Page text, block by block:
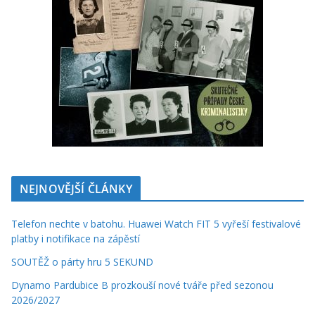
NEJNOVĚJŠÍ ČLÁNKY
Telefon nechte v batohu. Huawei Watch FIT 5 vyřeší festivalové
platby i notifikace na zápěstí
SOUTĚŽ o párty hru 5 SEKUND
Dynamo Pardubice B prozkouší nové tváře před sezonou
2026/2027